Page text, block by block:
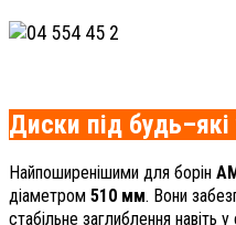
Диски під
Найпоширенішими для борін
діаметром 510 мм. Вони
стабільне заглиблення навіть